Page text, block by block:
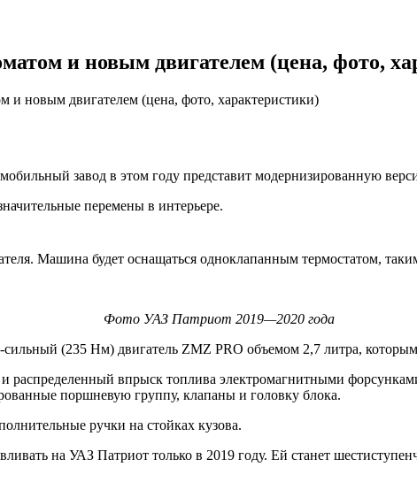
и новым двигателем (цена, фото,
новым двигателем (цена, фото, характеристики)
завод в этом году представит модернизированную
перемены в интерьере.
Машина будет оснащаться одноклапанным термостатом,
Фото УАЗ Патриот 2019—2020 года
(235 Нм) двигатель ZMZ PRO объемом 2,7 литра,
распределенный впрыск топлива электромагнитными
поршневую группу, клапаны и головку блока.
ручки на стойках кузова.
на УАЗ Патриот только в 2019 году. Ей станет